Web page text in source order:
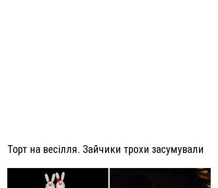
Торт на весілля. Зайчики трохи засумували